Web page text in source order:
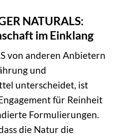
NATURALS:
im Einklang
von anderen Anbietern
und
unterscheidet, ist
für Reinheit
Formulierungen.
die Natur die